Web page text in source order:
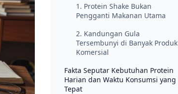
1. Protein Shake Bukan
Pengganti Makanan Utama
2. Kandungan Gula
Tersembunyi di Banyak Produk
Komersial
Fakta Seputar Kebutuhan Protein
Harian dan Waktu Konsumsi yang
Tepat